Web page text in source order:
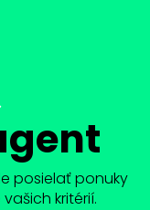
posielať ponuky
kritérií.